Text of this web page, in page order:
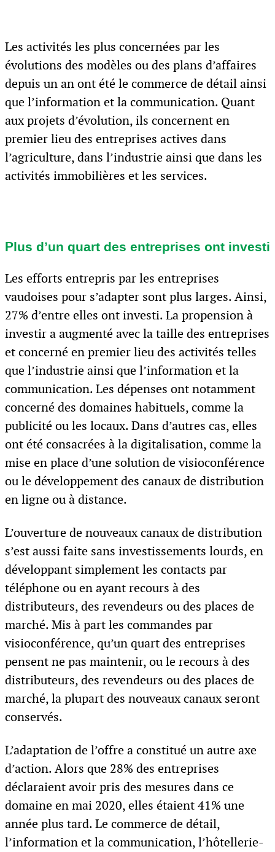
Les activités les plus concernées par les
évolutions des modèles ou des plans d’affaires
depuis un an ont été le commerce de détail ainsi
que l’information et la communication. Quant
aux projets d’évolution, ils concernent en
premier lieu des entreprises actives dans
l’agriculture, dans l’industrie ainsi que dans les
activités immobilières et les services.
Plus d’un quart des entreprises ont investi
Les efforts entrepris par les entreprises
vaudoises pour s’adapter sont plus larges. Ainsi,
27% d’entre elles ont investi. La propension à
investir a augmenté avec la taille des entreprises
et concerné en premier lieu des activités telles
que l’industrie ainsi que l’information et la
communication. Les dépenses ont notamment
concerné des domaines habituels, comme la
publicité ou les locaux. Dans d’autres cas, elles
ont été consacrées à la digitalisation, comme la
mise en place d’une solution de visioconférence
ou le développement des canaux de distribution
en ligne ou à distance.
L’ouverture de nouveaux canaux de distribution
s’est aussi faite sans investissements lourds, en
développant simplement les contacts par
téléphone ou en ayant recours à des
distributeurs, des revendeurs ou des places de
marché. Mis à part les commandes par
visioconférence, qu’un quart des entreprises
pensent ne pas maintenir, ou le recours à des
distributeurs, des revendeurs ou des places de
marché, la plupart des nouveaux canaux seront
conservés.
L’adaptation de l’offre a constitué un autre axe
d’action. Alors que 28% des entreprises
déclaraient avoir pris des mesures dans ce
domaine en mai 2020, elles étaient 41% une
année plus tard. Le commerce de détail,
l’information et la communication, l’hôtellerie-